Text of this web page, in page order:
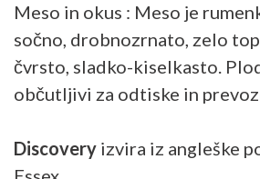
Meso in okus : Meso je
sočno, drobnozrnato, zelo
čvrsto, sladko-kiselkasto.
občutljivi za odtiske in
Discovery izvira iz angleške